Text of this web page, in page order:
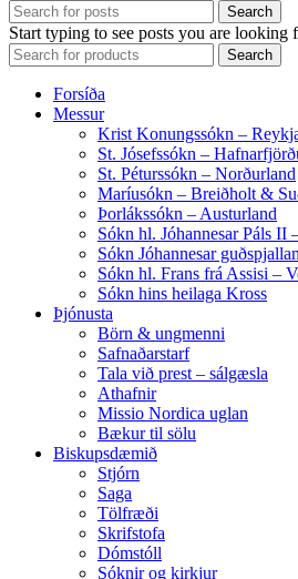
Search
Start typing to see posts you are looking
Search
Forsíða
Messur
Krist Konungssókn –
St. Jósefssókn –
St. Péturssókn – Norðurland
Maríusókn – Breiðholt &
Þorlákssókn – Austurland
Sókn hl. Jóhannesar Páls II
Sókn Jóhannesar
Sókn hl. Frans frá Assisi –
Sókn hins heilaga Kross
Þjónusta
Börn & ungmenni
Safnaðarstarf
Tala við prest – sálgæsla
Athafnir
Missio Nordica uglan
Bækur til sölu
Biskupsdæmið
Stjórn
Saga
Tölfræði
Skrifstofa
Dómstóll
Sóknir og kirkjur